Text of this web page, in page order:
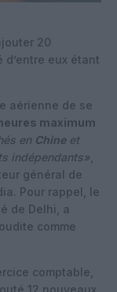
20
eux étant
aérienne de se
maximum
en Chineet
indépendants»
général de
Pour rappel, le
de Delhi, a
comme
comptable,
12 nouveaux